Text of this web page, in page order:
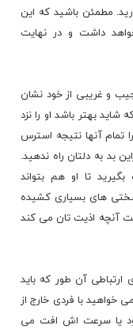
مطمئن باشید که این
داشت و در نهایت
و غریبی از خود نشان
بهتر باشد او را نزد
تمام آنها نتیجه استرس
بد به دلتان راه ندهید.
تا او هم بتواند
های بسیاری کشیده
آنچه اذیت تان می کند
ارتباطی آن طور که باید
خواهید با فردی خارج از
شود یا سرعت اش افت می